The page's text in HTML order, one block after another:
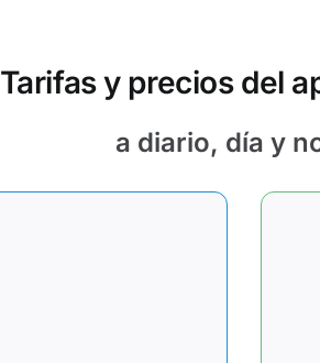
Tarifas y precios del
a diario, día y